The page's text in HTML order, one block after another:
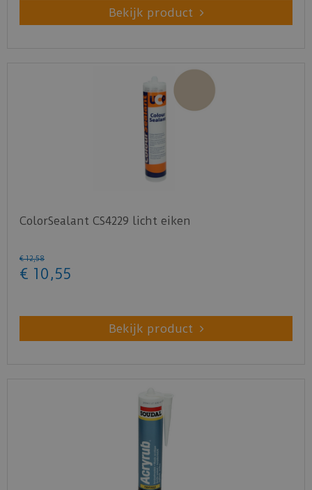
Bekijk product
ColorSealant CS4229 licht eiken
€ 12,58
€ 10 ,55
Bekijk product